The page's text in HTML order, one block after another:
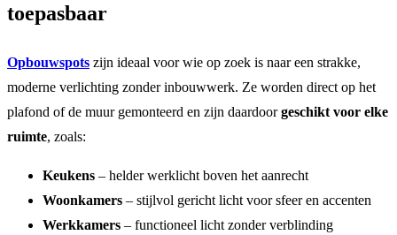
toepasbaar
Opbouwspots zijn ideaal voor wie op zoek is naar een strakke,
moderne verlichting zonder inbouwwerk. Ze worden direct op het
plafond of de muur gemonteerd en zijn daardoorgeschikt voor elke
ruimte, zoals:
Keukens – helder werklicht boven het aanrecht
Woonkamers – stijlvol gericht licht voor sfeer en accenten
Werkkamers – functioneel licht zonder verblinding